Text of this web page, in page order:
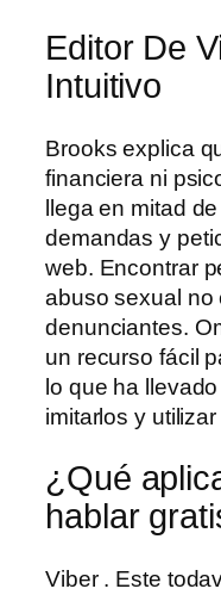
Editor De
Intuitivo
Brooks explica
financiera ni
llega en mitad
demandas y
web. Encontrar
abuso sexual no
denunciantes.
un recurso fácil
lo que ha
imitarlos y
¿Qué
hablar
Viber . Este